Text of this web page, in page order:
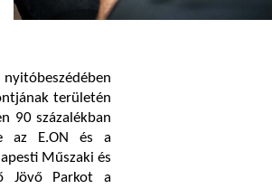
területén
90 százalékban
az E.ON és a
Műszaki és
Jövő Parkot a